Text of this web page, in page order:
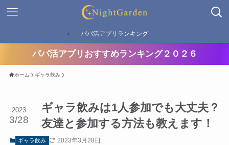
パパ活アプリランキング
パパ活アプリおすすめランキング２０２６
ホーム ギャラ飲み
ギャラ飲みは1人参加でも大丈夫？
友達と参加する方法も教えます！
2023
3/28
ギャラ飲み 2023年3月28日